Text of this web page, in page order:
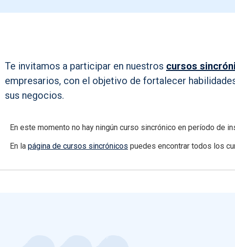
Te invitamos a participar en nuestros cursos
empresarios, con el objetivo de fortalecer
sus negocios.
En este momento no hay ningún curso sincrónico en período de
En la página de cursos sincrónicos puedes encontrar todos los